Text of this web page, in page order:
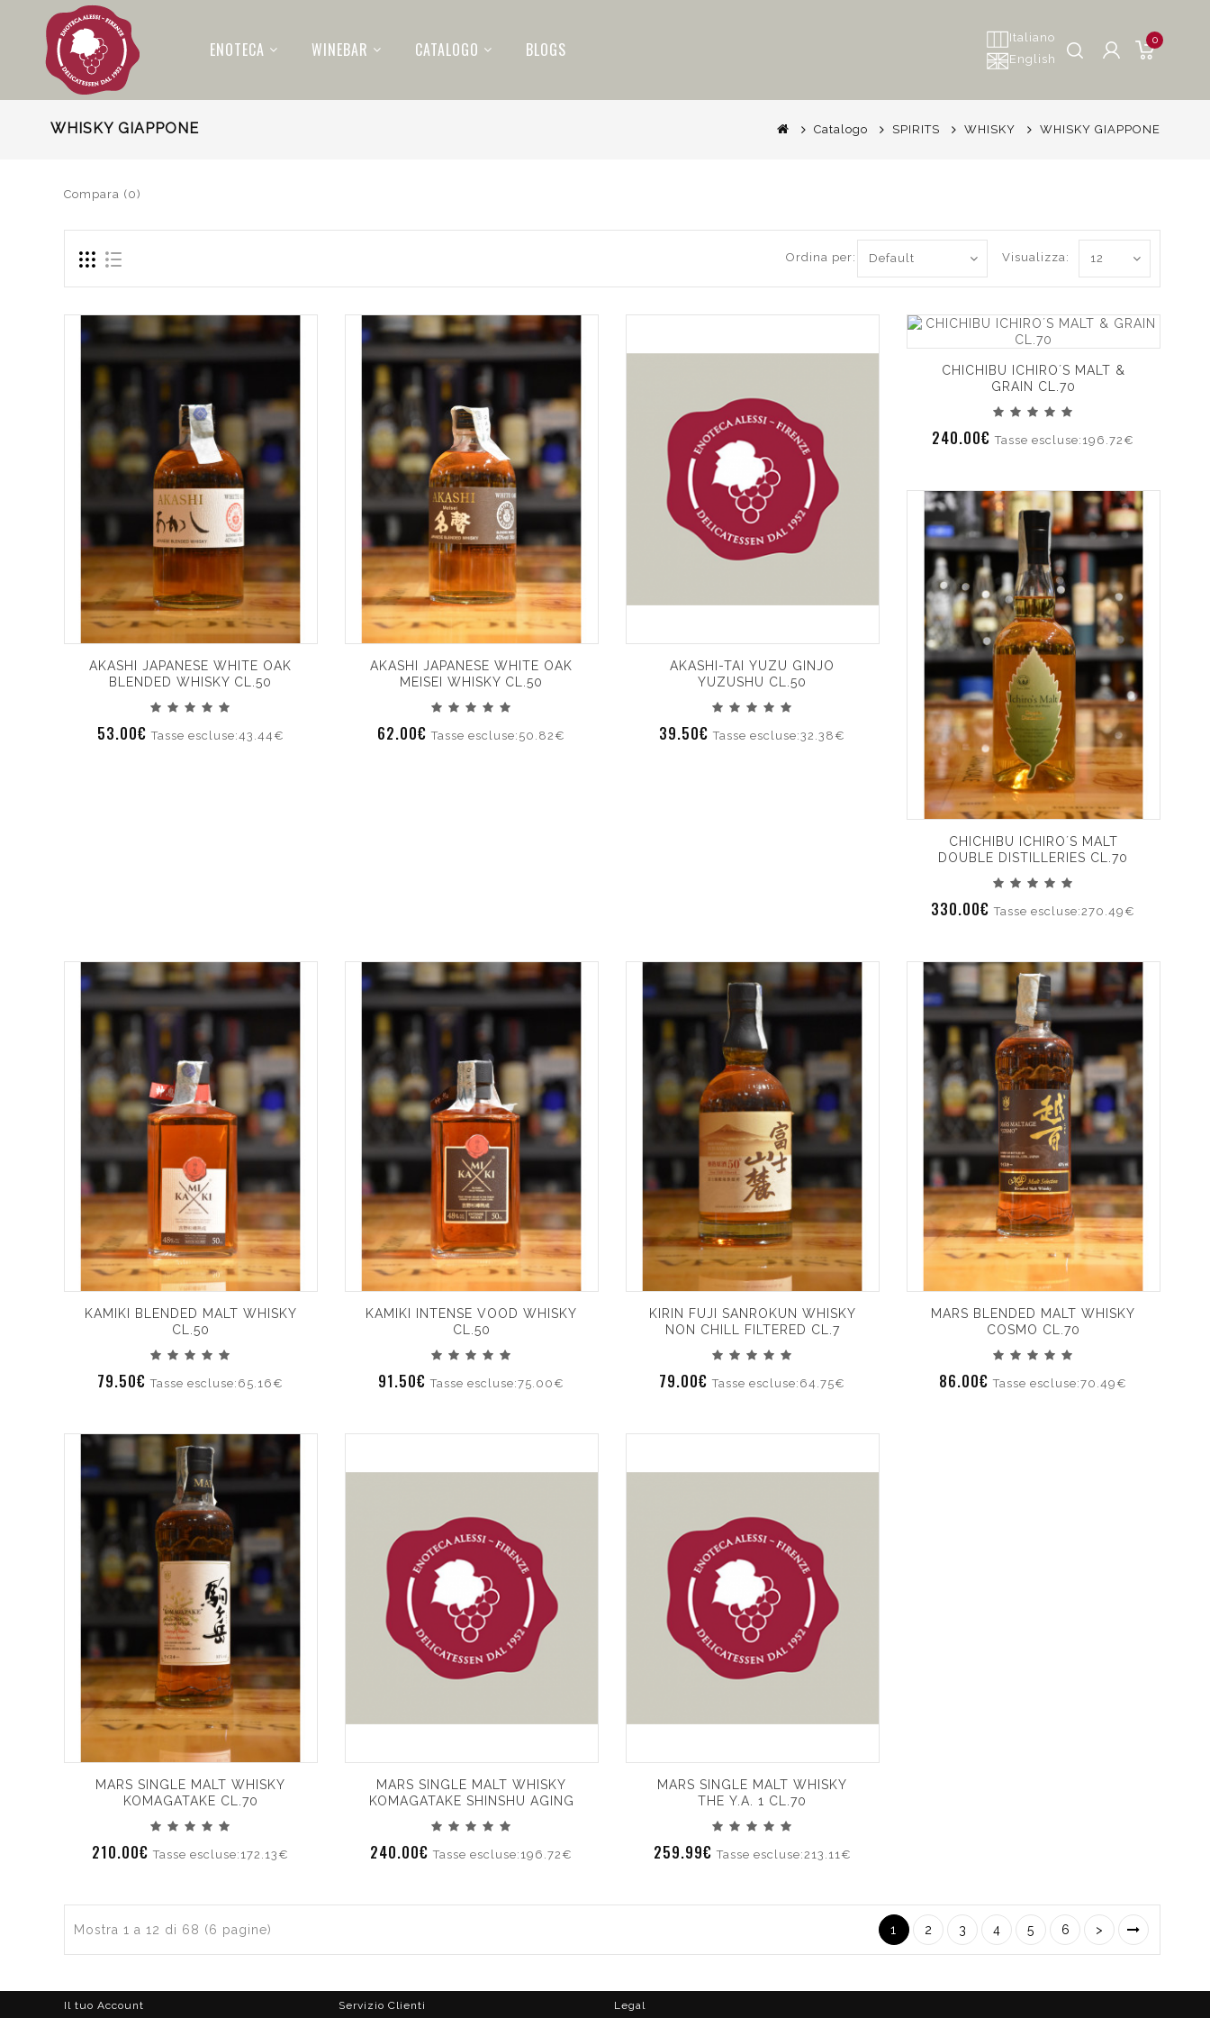
ENOTECA WINEBAR CATALOGO BLOGS
Italiano
English
0
WHISKY GIAPPONE Catalogo SPIRITS WHISKY WHISKY GIAPPONE
Compara (0)
Visualizza:
Ordina per:
AKASHI JAPANESE WHITE OAK
BLENDED WHISKY CL.50
53.00€Tasse escluse:43.44€
AKASHI JAPANESE WHITE OAK
MEISEI WHISKY CL.50
62.00€Tasse escluse:50.82€
AKASHI-TAI YUZU GINJO
YUZUSHU CL.50
39.50€Tasse escluse:32.38€
CHICHIBU ICHIRO´S MALT &
GRAIN CL.70
240.00€Tasse escluse:196.72€
CHICHIBU ICHIRO´S MALT
DOUBLE DISTILLERIES CL.70
330.00€Tasse escluse:270.49€
KAMIKI BLENDED MALT WHISKY
CL.50
79.50€Tasse escluse:65.16€
KAMIKI INTENSE VOOD WHISKY
CL.50
91.50€Tasse escluse:75.00€
KIRIN FUJI SANROKUN WHISKY
NON CHILL FILTERED CL.7
79.00€Tasse escluse:64.75€
MARS BLENDED MALT WHISKY
COSMO CL.70
86.00€Tasse escluse:70.49€
MARS SINGLE MALT WHISKY
KOMAGATAKE CL.70
210.00€Tasse escluse:172.13€
MARS SINGLE MALT WHISKY
KOMAGATAKE SHINSHU AGING
240.00€Tasse escluse:196.72€
MARS SINGLE MALT WHISKY
THE Y.A. 1 CL.70
259.99€Tasse escluse:213.11€
Mostra 1 a 12 di 68 (6 pagine) 1 2 3 4 5 6 >
Legal
Servizio Clienti
Il tuo Account